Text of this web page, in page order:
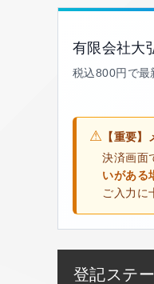
有限会社大
税込800円で最
⚠ 【重要
決済画面
いがある
ご入力に
登記ステ